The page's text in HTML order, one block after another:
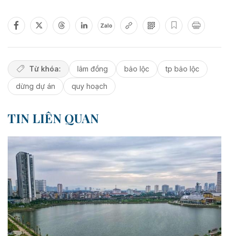
Zalo
Từ khóa: lâm đồng bảo lộc
tp bảo lộc
dừng dự án
quy hoạch
TIN LIÊN QUAN